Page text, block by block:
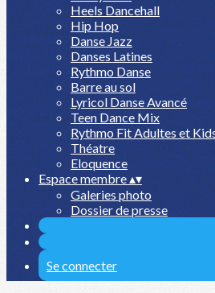
Heels Dancehall
Hip Hop
Danse Jazz
Danses Latines
Rythmo Danse
Barre au sol
Lyricol Danse Avancé
Teen Dance Mix
Rythmo Fit Adultes et
Théatre
Eloquence
Espace membre▴▾
Galeries photo
Dossier de presse
Se connecter